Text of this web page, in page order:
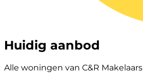
Huidig aanbod
Alle woningen van C&R Makelaars